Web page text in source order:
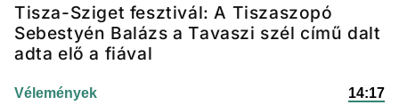
Tisza-Sziget fesztivál: A Tiszaszopó
Sebestyén Balázs a Tavaszi szél című dalt
adta elő a fiával
Vélemények 14:17